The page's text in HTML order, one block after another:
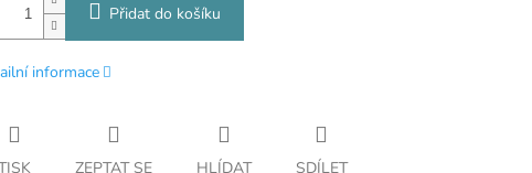
Přidat do košíku
informace
ZEPTAT SE HLÍDAT SDÍLET